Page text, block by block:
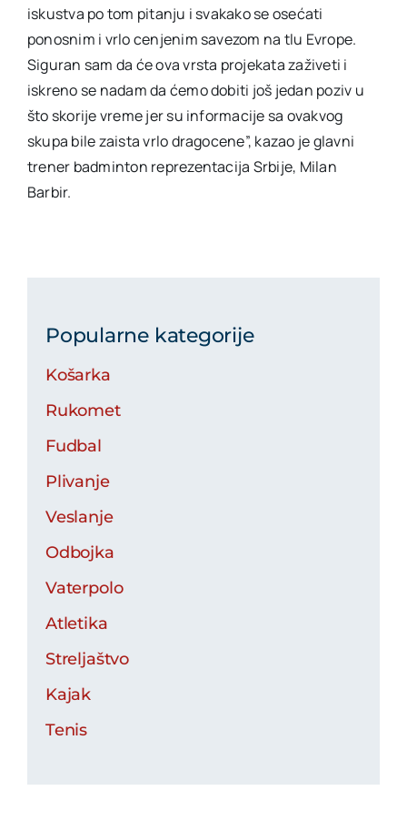
iskustva po tom pitanju i svakako se osećati
ponosnim i vrlo cenjenim savezom na tlu Evrope.
Siguran sam da će ova vrsta projekata zaživeti i
iskreno se nadam da ćemo dobiti još jedan poziv u
što skorije vreme jer su informacije sa ovakvog
skupa bile zaista vrlo dragocene”, kazao je glavni
trener badminton reprezentacija Srbije, Milan
Barbir.
Popularne kategorije
Košarka
Rukomet
Fudbal
Plivanje
Veslanje
Odbojka
Vaterpolo
Atletika
Streljaštvo
Kajak
Tenis